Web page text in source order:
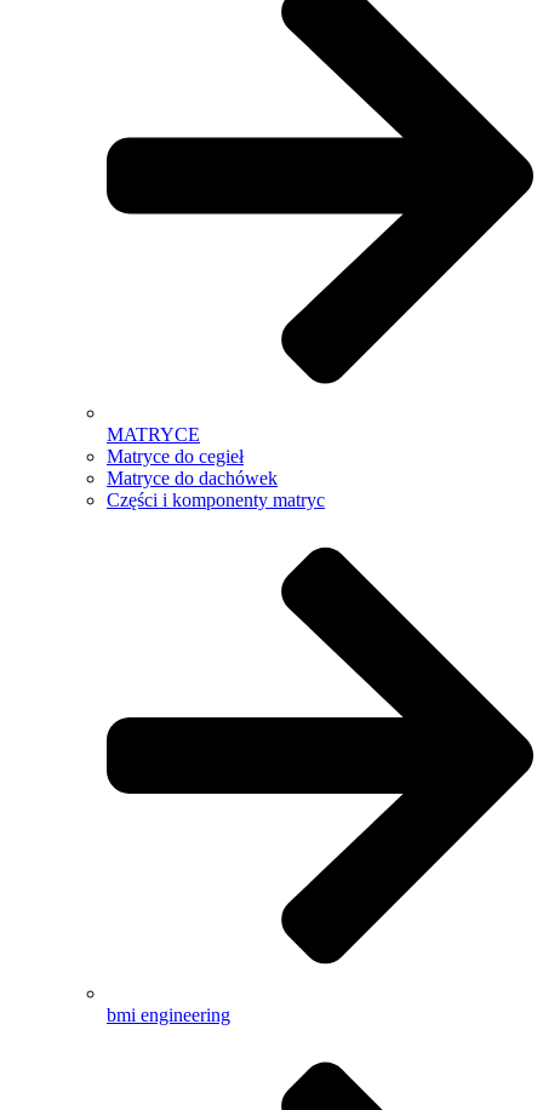
MATRYCE
Matryce do cegieł
Matryce do dachówek
Części i komponenty matryc
bmi engineering